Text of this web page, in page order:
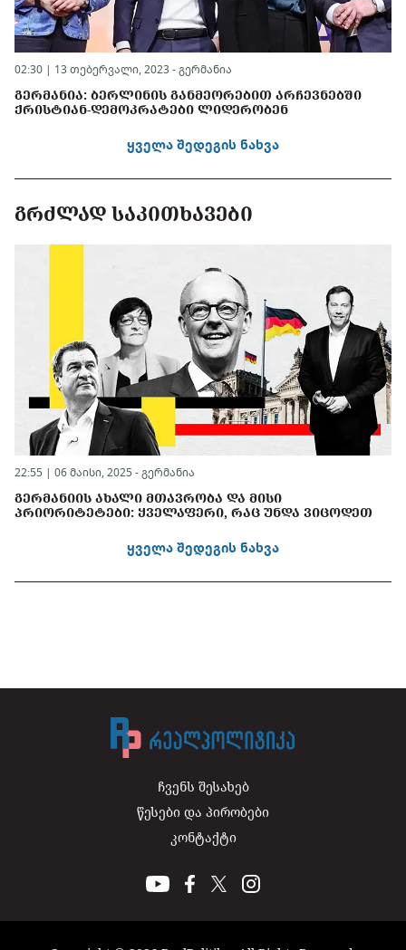
02:30 | 13 თებერვალი, 2023 - გერმანია
ᲒᲔᲠᲛᲐᲜᲘᲐ: ᲑᲔᲠᲚᲘᲜᲘᲡ ᲒᲐᲜᲛᲔᲝᲠᲔᲑᲘᲗ ᲐᲠᲩᲔᲕᲜᲔᲑᲨᲘ
ᲥᲠᲘᲡᲢᲘᲐᲜ-ᲓᲔᲛᲝᲙᲠᲐᲢᲔᲑᲘ ᲚᲘᲓᲔᲠᲝᲑᲔᲜ
ყველა შედეგის ნახვა
ᲒᲠᲫᲚᲐᲓ ᲡᲐᲙᲘᲗᲮᲐᲕᲔᲑᲘ
22:55 | 06 მაისი, 2025 - გერმანია
ᲒᲔᲠᲛᲐᲜᲘᲘᲡ ᲐᲮᲐᲚᲘ ᲛᲗᲐᲕᲠᲝᲑᲐ ᲓᲐ ᲛᲘᲡᲘ
ᲞᲠᲘᲝᲠᲘᲢᲔᲢᲔᲑᲘ: ᲧᲕᲔᲚᲐᲤᲔᲠᲘ, ᲠᲐᲪ ᲣᲜᲓᲐ ᲕᲘᲪᲝᲓᲔᲗ
ყველა შედეგის ნახვა
ჩვენს შესახებ
წესები და პირობები
კონტაქტი